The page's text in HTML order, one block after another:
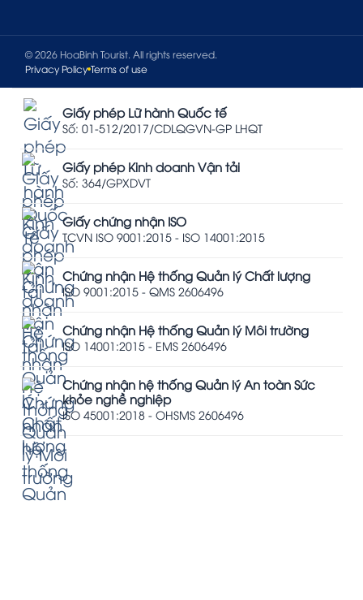
© 2026 HoaBinh Tourist. All rights reserved.
Privacy Policy Terms of use
Giấy phép Lữ hành Quốc tế
Số: 01-512/2017/CDLQGVN-GP LHQT
Giấy phép Kinh doanh Vận tải
Số: 364/GPXDVT
Giấy chứng nhận ISO
TCVN ISO 9001:2015 - ISO 14001:2015
Chứng nhận Hệ thống Quản lý Chất lượng
ISO 9001:2015 - QMS 2606496
Chứng nhận Hệ thống Quản lý Môi trường
ISO 14001:2015 - EMS 2606496
Chứng nhận hệ thống Quản lý An toàn Sức
khỏe nghề nghiệp
ISO 45001:2018 - OHSMS 2606496